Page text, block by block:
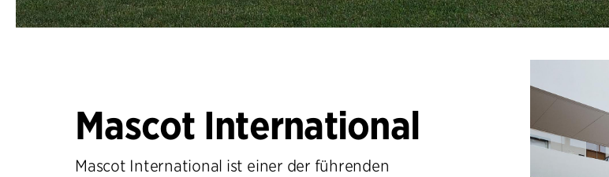
Mascot International
Mascot International ist einer der führenden